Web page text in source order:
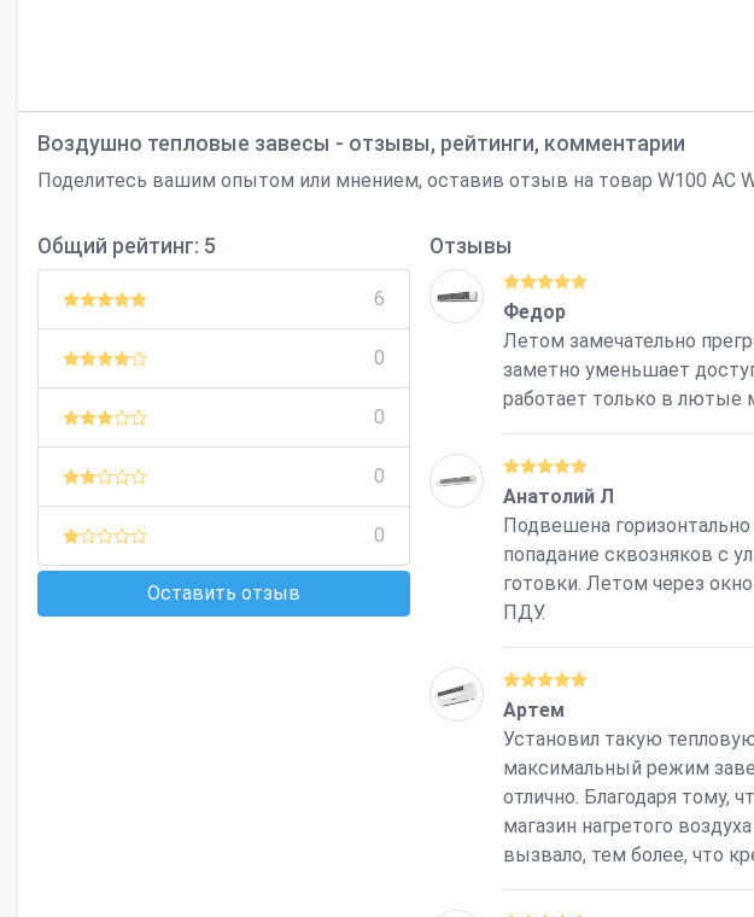
Воздушно тепловые завесы - отзывы, рейтинги, комментарии
Поделитесь вашим опытом или мнением, оставив отзыв на товар W100 AC
Общий рейтинг: 5
6
0
0
0
0
Оставить отзыв
Отзывы
Федор
Летом замечательно
заметно уменьшает
работает только в лютые
Анатолий Л
Подвешена
попадание сквозняков с
готовки. Летом через
ПДУ.
Артем
Установил такую
максимальный режим
отлично. Благодаря тому,
магазин нагретого
вызвало, тем более, что